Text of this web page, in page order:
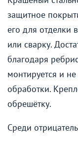
защитное
его для отделки
или сварку.
благодаря
монтируется и
обработки.
обрешётку.
Среди